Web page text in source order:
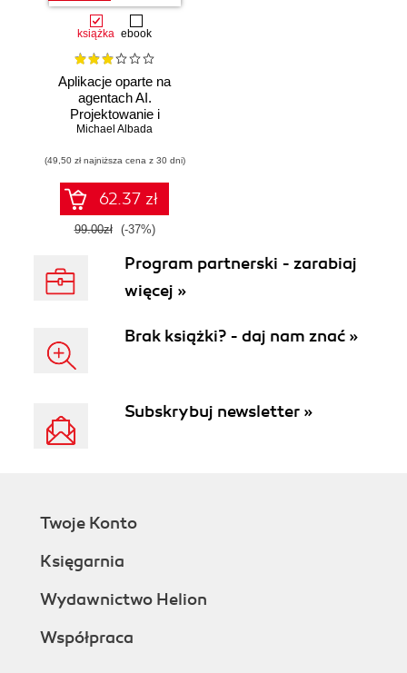
książka ebook
Aplikacje oparte na
agentach AI.
Projektowanie i
wdrażanie
wieloagentowych
Michael Albada
(49,50 zł najniższa cena z 30 dni)
62.37 zł
99.00zł (-37%)
Program partnerski - zarabiaj
więcej »
Brak książki? - daj nam znać »
Subskrybuj newsletter »
Twoje Konto
Księgarnia
Wydawnictwo Helion
Współpraca